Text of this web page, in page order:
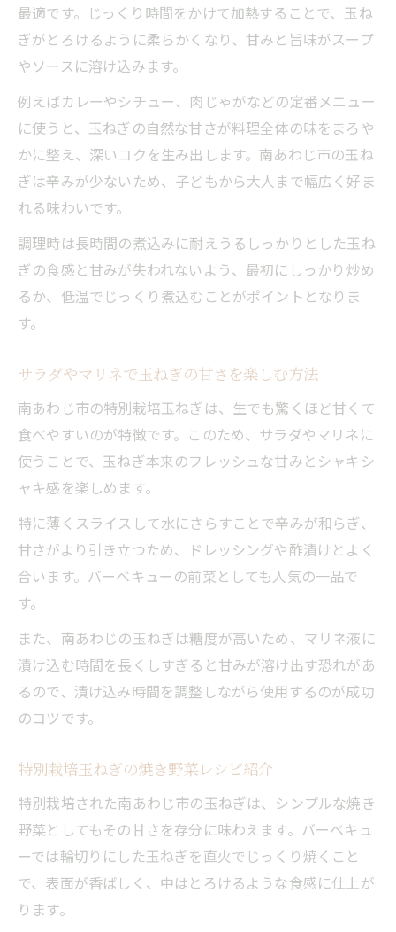
最適です。じっくり時間をかけて加熱することで、玉ね
ぎがとろけるように柔らかくなり、甘みと旨味がスープ
やソースに溶け込みます。
例えばカレーやシチュー、肉じゃがなどの定番メニュー
に使うと、玉ねぎの自然な甘さが料理全体の味をまろや
かに整え、深いコクを生み出します。南あわじ市の玉ね
ぎは辛みが少ないため、子どもから大人まで幅広く好ま
れる味わいです。
調理時は長時間の煮込みに耐えうるしっかりとした玉ね
ぎの食感と甘みが失われないよう、最初にしっかり炒め
るか、低温でじっくり煮込むことがポイントとなりま
す。
サラダやマリネで玉ねぎの甘さを楽しむ方法
南あわじ市の特別栽培玉ねぎは、生でも驚くほど甘くて
食べやすいのが特徴です。このため、サラダやマリネに
使うことで、玉ねぎ本来のフレッシュな甘みとシャキシ
ャキ感を楽しめます。
特に薄くスライスして水にさらすことで辛みが和らぎ、
甘さがより引き立つため、ドレッシングや酢漬けとよく
合います。バーベキューの前菜としても人気の一品で
す。
また、南あわじの玉ねぎは糖度が高いため、マリネ液に
漬け込む時間を長くしすぎると甘みが溶け出す恐れがあ
るので、漬け込み時間を調整しながら使用するのが成功
のコツです。
特別栽培玉ねぎの焼き野菜レシピ紹介
特別栽培された南あわじ市の玉ねぎは、シンプルな焼き
野菜としてもその甘さを存分に味わえます。バーベキュ
ーでは輪切りにした玉ねぎを直火でじっくり焼くこと
で、表面が香ばしく、中はとろけるような食感に仕上が
ります。